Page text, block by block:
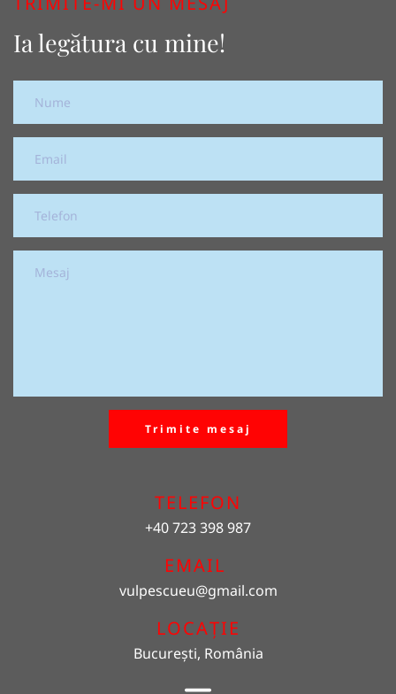
Ia legătura cu mine!
Trimite mesaj
TELEFON
+40 723 398 987
EMAIL
vulpescueu@gmail.com
LOCAȚIE
București, România